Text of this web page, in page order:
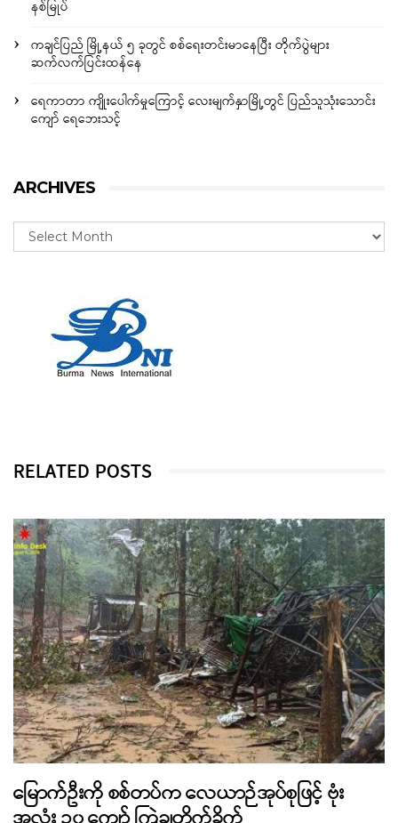
နစ်မြုပ်
ကချင်ပြည် မြို့နယ် ၅ ခုတွင် စစ်ရေးတင်းမာနေပြီး တိုက်ပွဲများ
ဆက်လက်ပြင်းထန်နေ
ရေကာတာ ကျိုးပေါက်မှုကြောင့် လေးမျက်နှာမြို့တွင် ပြည်သူသုံးသောင်း
ကျော် ရေဘေးသင့်
ARCHIVES
RELATED POSTS
မြောက်ဦးကို စစ်တပ်က လေယာဉ်အုပ်စုဖြင့် ဗုံး